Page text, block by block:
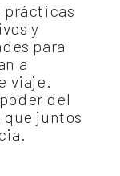
prácticas
y
para
a
viaje.
del
juntos